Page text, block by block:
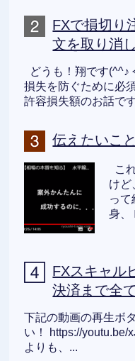
FXで損切り
文を取り消
どうも！翔です(^^♪
損失を防ぐために必
許容損失額のお話で
伝えたいこと
こ
けど
っ
身、
FXスキャル
決済まで全
下記の動画の再生ボ
い！ https://
よりも、...